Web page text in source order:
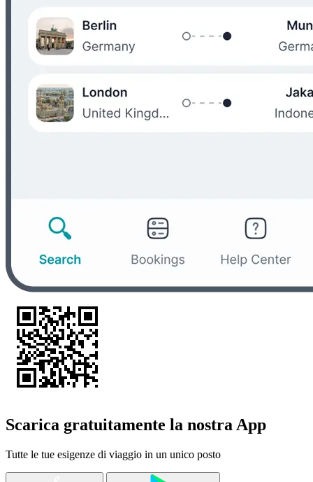
Scarica gratuitamente la nostra App
Tutte le tue esigenze di viaggio in un unico posto